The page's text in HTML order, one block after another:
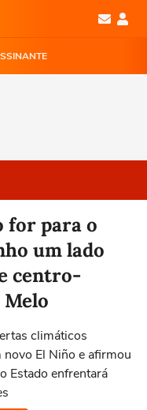
for para o
um lado
centro-
climáticos
El Niño e afirmou
Estado enfrentará